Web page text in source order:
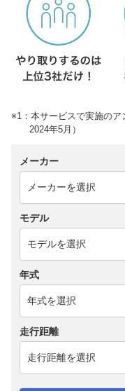
※1：本サービスで実施のア
2024年5月）
メーカー
モデル
年式
走行距離